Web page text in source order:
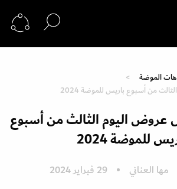
الموضة
من أسبوع باريس للموضة 2024
عروض اليوم الثالث من أسبوع
للموضة 2024
مها العناني 29 فبراير 2024